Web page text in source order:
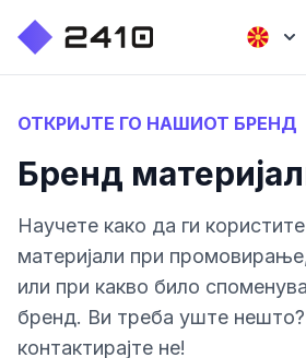
ОТКРИЈТЕ ГО НАШИОТ БРЕНД
Бренд
Научете како да ги
материјали при
или при какво било
бренд. Ви треба уште
контактирајте не!